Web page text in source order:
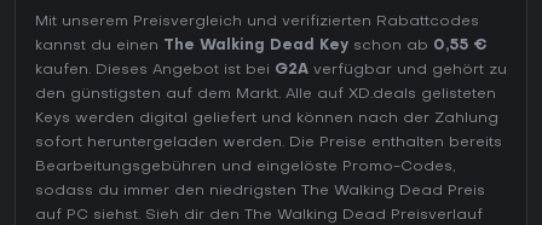
Mit unserem Preisvergleich und verifizierten Rabattcodes
kannst du einen
The Walking Dead Key schon ab 0,55 €
kaufen. Dieses Angebot ist bei G2A verfügbar und gehört zu
den günstigsten auf dem Markt. Alle auf XD.deals gelisteten
Keys werden digital geliefert und können nach der Zahlung
sofort heruntergeladen werden. Die Preise enthalten bereits
Bearbeitungsgebühren und eingelöste Promo-Codes,
sodass du immer den niedrigsten The Walking Dead Preis
auf PC siehst. Sieh dir den
The Walking Dead Preisverlauf